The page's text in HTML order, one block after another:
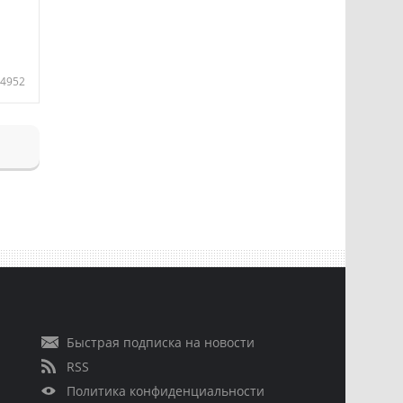
4952
Быстрая подписка на новости
RSS
Политика конфиденциальности